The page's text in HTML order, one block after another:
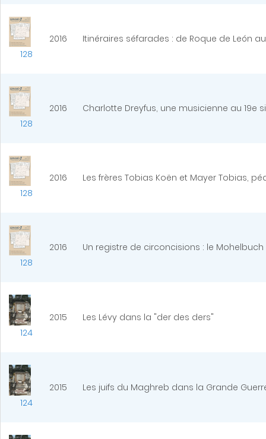
128
2016 Itinéraires séfarades : de Roque de León
128
2016 Charlotte Dreyfus, une musicienne au 19e
128
2016 Les frères Tobias Koën et Mayer Tobias,
128
2016 Un registre de circoncisions : le
124
2015 Les Lévy dans la "der des ders"
124
2015 Les juifs du Maghreb dans la Grande